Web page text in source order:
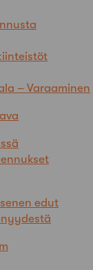
– Varaaminen
edut